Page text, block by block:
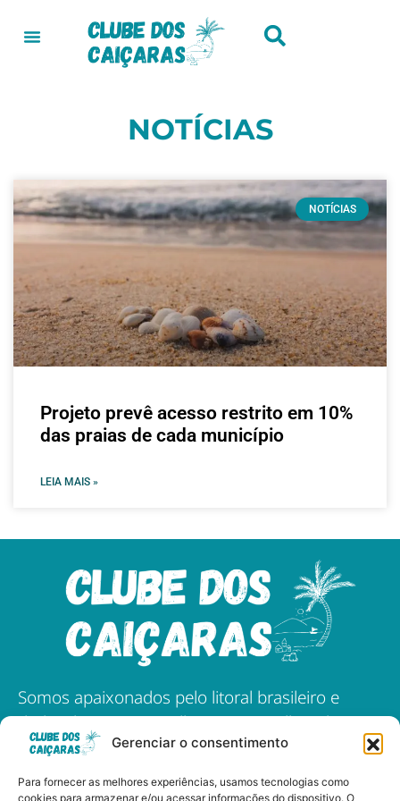
Gerenciar o consentimento
Para fornecer as melhores experiências, usamos tecnologias como
cookies para armazenar e/ou acessar informações do dispositivo. O
NOTÍCIAS
NOTÍCIAS
Projeto prevê acesso restrito em 10%
das praias de cada município
LEIA MAIS »
Somos apaixonados pelo litoral brasileiro e
dedicados a compartilhar as maravilhas das
nossas praias, cultura, e gastronomia.